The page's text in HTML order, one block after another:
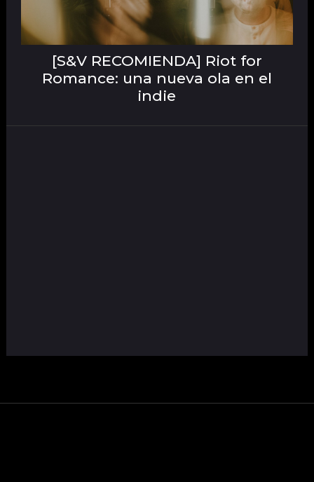
[S&V RECOMIENDA] Riot for
Romance: una nueva ola en el
indie